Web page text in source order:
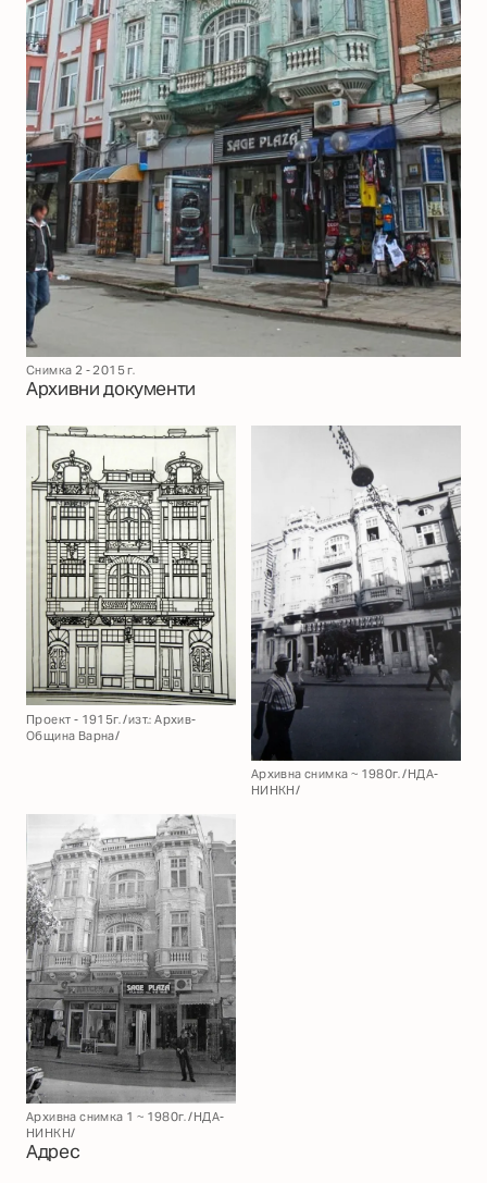
Снимка 2 - 2015 г.
Архивни документи
Проект - 1915г. /изт.: Архив-
Община Варна/
Архивна снимка ~ 1980г. /НДА-
НИНКН/
Архивна снимка 1 ~ 1980г. /НДА-
НИНКН/
Адрес